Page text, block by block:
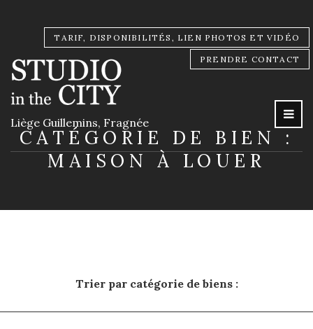
TARIF, DISPONIBILITÉS, LIEN PHOTOS ET VIDÉO
PRENDRE CONTACT
Liège Guillemins, Fragnée
CATÉGORIE DE BIEN :
MAISON À LOUER
Trier par catégorie de biens :